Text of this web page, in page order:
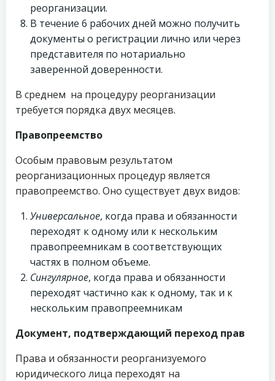
реорганизации.
В течение 6 рабочих дней можно получить
документы о регистрации лично или через
представителя по нотариально
заверенной доверенности.
В среднем на процедуру реорганизации
требуется порядка двух месяцев.
Правопреемство
Особым правовым результатом
реорганизационных процедур является
правопреемство. Оно существует двух видов:
Универсальное, когда права и обязанности
переходят к одному или к нескольким
правопреемникам в соответствующих
частях в полном объеме.
Сингулярное, когда права и обязанности
переходят частично как к одному, так и к
нескольким правопреемникам
Документ, подтверждающий переход прав
Права и обязанности реорганизуемого
юридического лица переходят на